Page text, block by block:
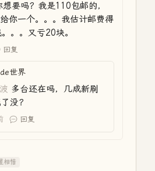
想要吗？我是110包邮的，
你一个。。。我估计邮费得
。。又亏20块。
回复
世界
多台还在吗，几成新刷
没？
回复
相惜